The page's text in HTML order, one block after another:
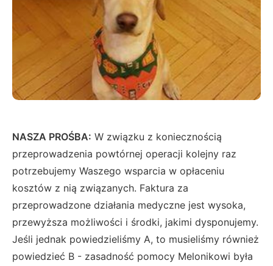
NASZA PROŚBA: W związku z koniecznością
przeprowadzenia powtórnej operacji kolejny raz
potrzebujemy Waszego wsparcia w opłaceniu
kosztów z nią związanych. Faktura za
przeprowadzone działania medyczne jest wysoka,
przewyższa możliwości i środki, jakimi dysponujemy.
Jeśli jednak powiedzieliśmy A, to musieliśmy również
powiedzieć B - zasadność pomocy Melonikowi była